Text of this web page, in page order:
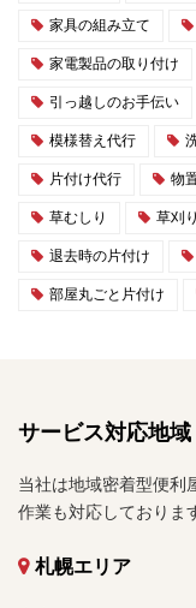
家具の組み立て
家電製品の取り付け
引っ越しのお手伝い
模様替え代行
片付け代行 物
草むしり 草刈り
退去時の片付け
部屋丸ごと片付け
サービス対応地域
当社は地域密着型便利
作業も対応しておりま
札幌エリア